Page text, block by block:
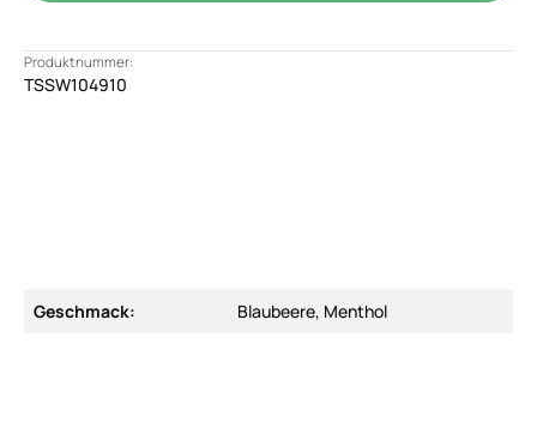
Produktnummer:
TSSW104910
Geschmack: Blaubeere, Menthol